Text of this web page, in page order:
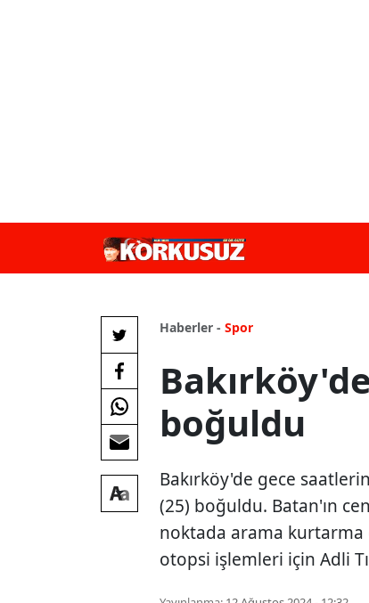
Haberler - Spor
boğuldu
Bakırköy'de gece
(25) boğuldu. Batan'ın
noktada arama kurtarma
otopsi işlemleri için Adli